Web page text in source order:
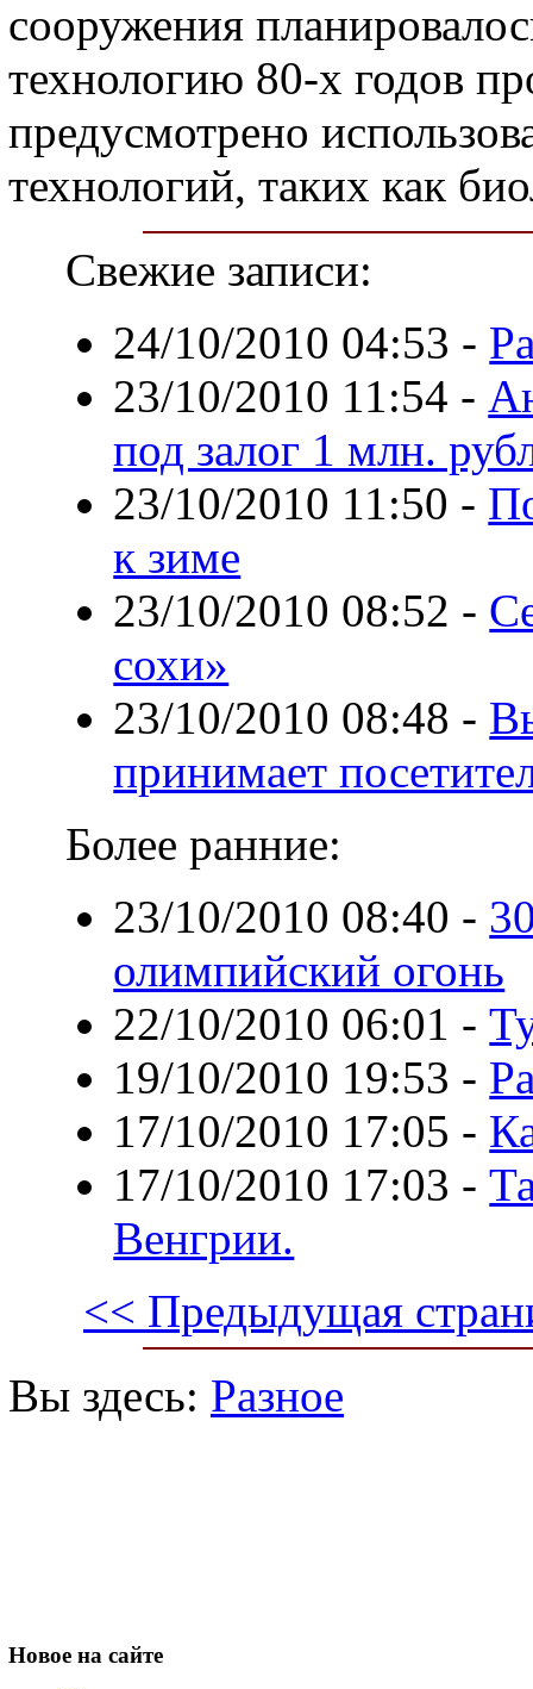
сооружения
технологию 80-х годов
предусмотрено
технологий, таких как
Свежие записи:
24/10/2010 04:53 -
23/10/2010 11:54 -
под залог 1 млн.
23/10/2010 11:50 -
к зиме
23/10/2010 08:52 -
сохи»
23/10/2010 08:48 -
принимает
Более ранние:
23/10/2010 08:40 -
олимпийский огонь
22/10/2010 06:01 -
19/10/2010 19:53 -
17/10/2010 17:05 -
17/10/2010 17:03 -
Венгрии.
<< Предыдущая
Вы здесь: Разное
Новое на сайте